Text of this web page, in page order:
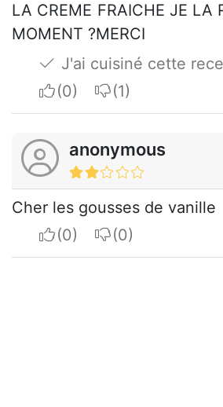
LA CREME FRAICHE JE LA
MOMENT ?MERCI
J'ai cuisiné cette
I apreciateI do not
anonymous
Cher les gousses de vanille
I apreciateI do not